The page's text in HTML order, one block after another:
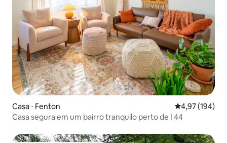
Casa ⋅ Fenton 4,97 de uma
4,97 (194)
Casa segura em um bairro tranquilo perto de I 44